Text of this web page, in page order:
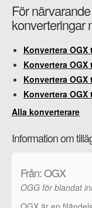
För
konverteringar
Konvertera OGX
Konvertera OGX
Konvertera OGX
Konvertera OGX
Alla konverterare
Information om
Från: OGX
OGG för blandat